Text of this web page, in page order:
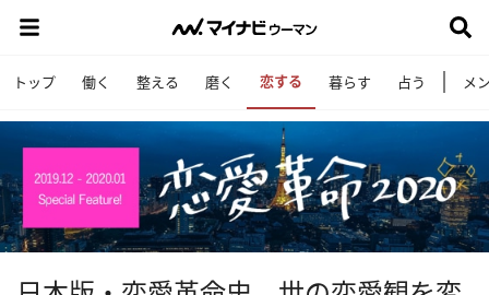
トップ 働く 整える 磨く 恋する 暮らす 占う メ